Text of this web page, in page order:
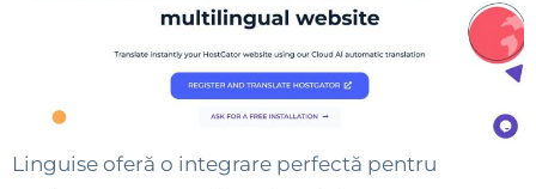
Linguise oferă o integrare perfectă pentru